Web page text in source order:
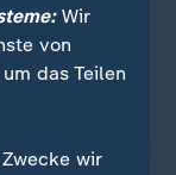
Wir
von
das Teilen
wir